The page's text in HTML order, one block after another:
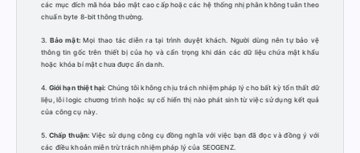
các mục đích mã hóa bảo mật cao cấp hoặc các hệ thống nhị phân không tuân theo
chuẩn byte 8-bit thông thường.
3. Bảo mật:Mọi thao tác diễn ra tại trình duyệt khách. Người dùng nên tự bảo vệ
thông tin gốc trên thiết bị của họ và cẩn trọng khi dán các dữ liệu chứa mật khẩu
hoặc khóa bí mật chưa được ẩn danh.
4. Giới hạn thiệt hại: Chúng tôi không chịu trách nhiệm pháp lý cho bất kỳ tổn thất dữ
liệu, lỗi logic chương trình hoặc sự cố hiển thị nào phát sinh từ việc sử dụng kết quả
của công cụ này.
5.Chấp thuận: Việc sử dụng công cụ đồng nghĩa với việc bạn đã đọc và đồng ý với
các điều khoản miễn trừ trách nhiệm pháp lý của SEOGENZ.